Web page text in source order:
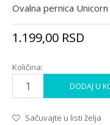
Ovalna pernica
1.199,00 RSD
Količina:
DODAJ U
Sačuvajte u listi želja